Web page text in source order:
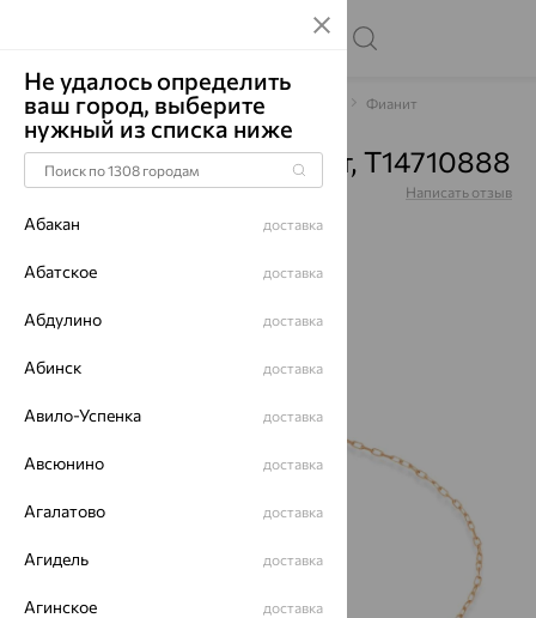
Главная Каталог Браслеты декоративные Фианит
Браслет, золото, фианит, Т14710888
Артикул:Т14710888 Написать отзыв
Не удалось определить
ваш город, выберите
нужный из списка ниже
Абакан доставка
Абатское доставка
Абдулино доставка
Абинск доставка
Авило-Успенка доставка
Авсюнино доставка
Агалатово доставка
Агидель доставка
Агинское доставка